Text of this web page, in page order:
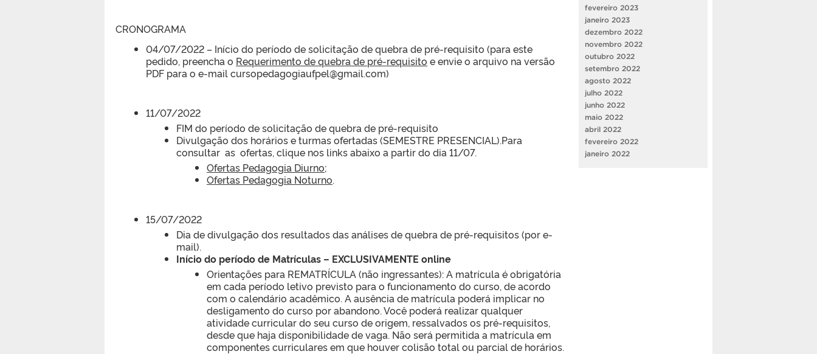
CRONOGRAMA
04/07/2022 – Início do período de solicitação de quebra de pré-requisito (para este
pedido, preencha o Requerimento de quebra de pré-requisito e envie o arquivo na versão
PDF para o e-mail cursopedagogiaufpel@gmail.com)
11/07/2022
FIM do período de solicitação de quebra de pré-requisito
Divulgação dos horários e turmas ofertadas (SEMESTRE PRESENCIAL).Para
consultar as ofertas, clique nos links abaixo a partir do dia 11/07.
Ofertas Pedagogia Diurno;
Ofertas Pedagogia Noturno.
15/07/2022
Dia de divulgação dos resultados das análises de quebra de pré-requisitos (por e-
mail).
Início do período de Matrículas – EXCLUSIVAMENTE online
Orientações para REMATRÍCULA (não ingressantes): A matrícula é obrigatória
em cada período letivo previsto para o funcionamento do curso, de acordo
com o calendário acadêmico. A ausência de matrícula poderá implicar no
desligamento do curso por abandono. Você poderá realizar qualquer
atividade curricular do seu curso de origem, ressalvados os pré-requisitos,
desde que haja disponibilidade de vaga. Não será permitida a matrícula em
componentes curriculares em que houver colisão total ou parcial de horários.
fevereiro 2023
janeiro 2023
dezembro 2022
novembro 2022
outubro 2022
setembro 2022
agosto 2022
julho 2022
junho 2022
maio 2022
abril 2022
fevereiro 2022
janeiro 2022